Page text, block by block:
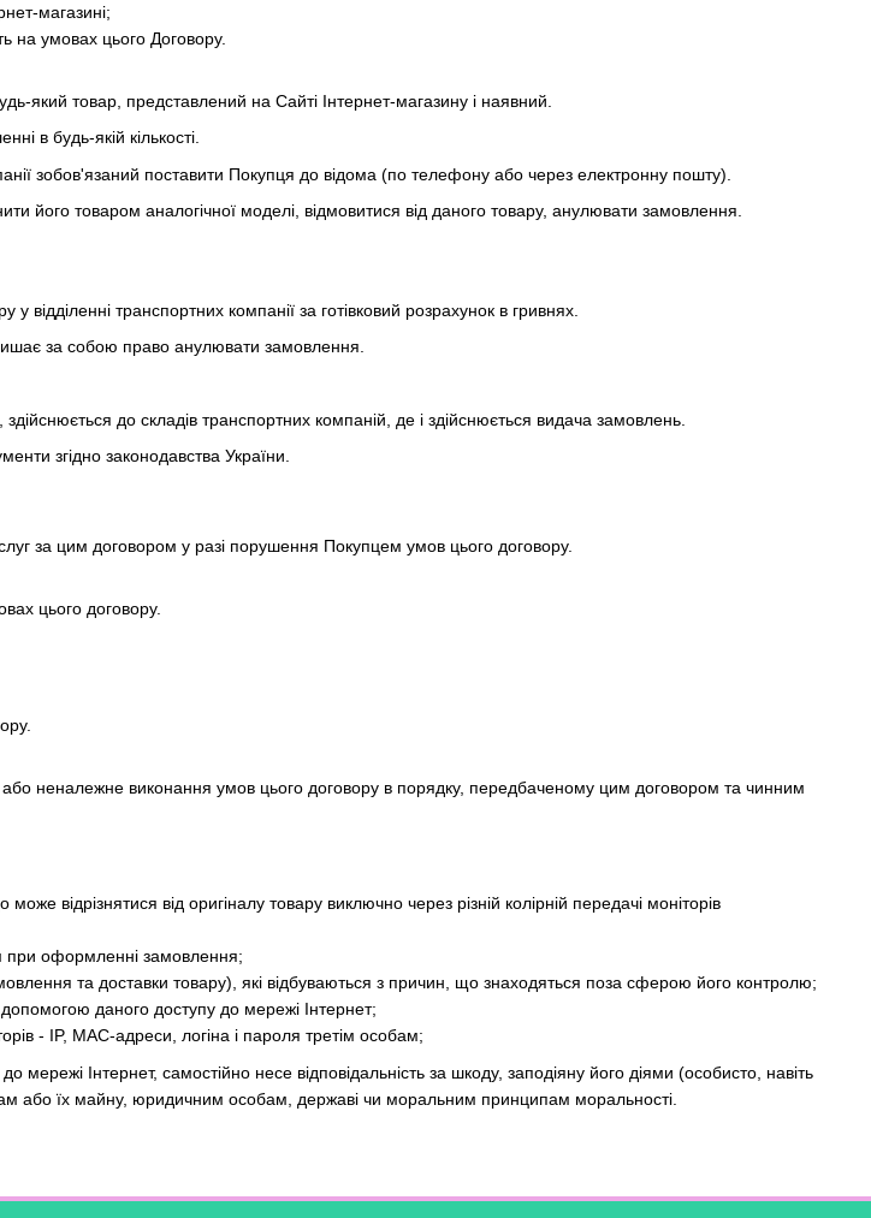
магазині;
на умовах цього Договору.
який товар, представлений на Сайті Інтернет-магазину і наявний.
в будь-якій кількості.
зобов'язаний поставити Покупця до відома (по телефону або через електронну пошту).
його товаром аналогічної моделі, відмовитися від даного товару, анулювати замовлення.
транспортних компанії за готівковий розрахунок в гривнях.
за собою право анулювати замовлення.
до складів транспортних компаній, де і здійснюється видача замовлень.
згідно законодавства України.
за цим договором у разі порушення Покупцем умов цього договору.
цього договору.
або неналежне виконання умов цього договору в порядку, передбаченому цим договором та чинним
відрізнятися від оригіналу товару виключно через різній колірній передачі моніторів
при оформленні замовлення;
та доставки товару), які відбуваються з причин, що знаходяться поза сферою його контролю;
допомогою даного доступу до мережі Інтернет;
- IP, MAC-адреси, логіна і пароля третім особам;
Інтернет, самостійно несе відповідальність за шкоду, заподіяну його діями (особисто, навіть
або їх майну, юридичним особам, державі чи моральним принципам моральності.